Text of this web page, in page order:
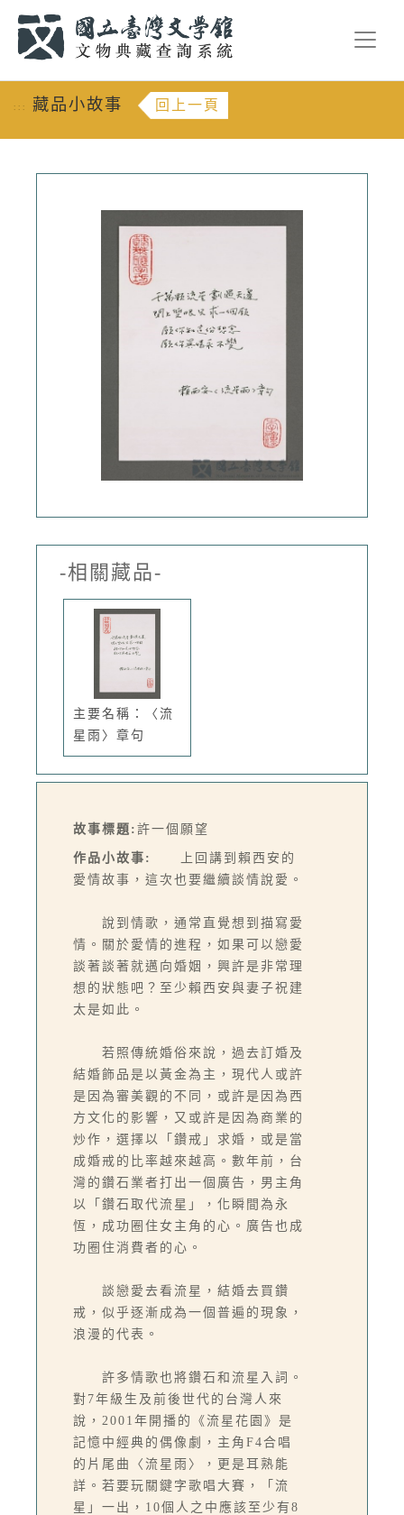
::: 藏品小故事 回上一頁
-相關藏品-
主要名稱：〈流
星雨〉章句
故事標題: 許一個願望
作品小故事:
上回講到賴西安的
愛情故事，這次也要繼續談情說愛。
說到情歌，通常直覺想到描寫愛
情。關於愛情的進程，如果可以戀愛
談著談著就邁向婚姻，興許是非常理
想的狀態吧？至少賴西安與妻子祝建
太是如此。
若照傳統婚俗來說，過去訂婚及
結婚飾品是以黃金為主，現代人或許
是因為審美觀的不同，或許是因為西
方文化的影響，又或許是因為商業的
炒作，選擇以「鑽戒」求婚，或是當
成婚戒的比率越來越高。數年前，台
灣的鑽石業者打出一個廣告，男主角
以「鑽石取代流星」，化瞬間為永
恆，成功圈住女主角的心。廣告也成
功圈住消費者的心。
談戀愛去看流星，結婚去買鑽
戒，似乎逐漸成為一個普遍的現象，
浪漫的代表。
許多情歌也將鑽石和流星入詞。
對7年級生及前後世代的台灣人來
說，2001年開播的《流星花園》是
記憶中經典的偶像劇，主角F4合唱
的片尾曲〈流星雨〉，更是耳熟能
詳。若要玩關鍵字歌唱大賽，「流
星」一出，10個人之中應該至少有8